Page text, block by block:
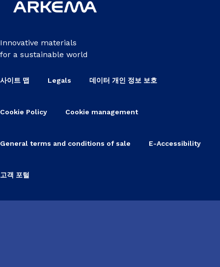
Innovative materials
for a sustainable world
사이트 맵 Legals 데이터 개인 정보 보호
Cookie Policy Cookie management
General terms and conditions of sale E-Accessibility
고객 포털